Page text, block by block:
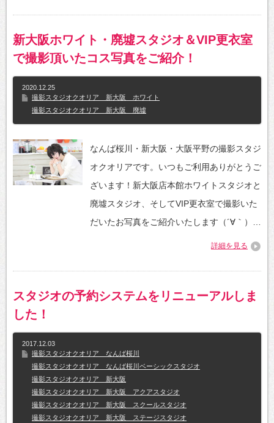
新大阪ホワイト・廃墟スタジオ＆VIP更衣室
で撮影頂いたコス写真をご紹介！
2020.12.25
撮影スタジオクオリア 新大阪 ホワイト
撮影スタジオクオリア 新大阪 廃墟
なんば桜川・新大阪・大阪平野の撮影スタジ
オクオリアです。いつもご利用ありがとうご
ざいます！新大阪店本館ホワイトスタジオと
廃墟スタジオ、そしてVIP更衣室で撮影いた
だいたお写真をご紹介いたします（´∀｀）…
詳細を見る
スタジオの予約システムをリニューアルしま
した！
2017.12.03
撮影スタジオクオリア なんば桜川
撮影スタジオクオリア なんば桜川ベーシックスタジオ
撮影スタジオクオリア 新大阪
撮影スタジオクオリア 新大阪 アクアスタジオ
撮影スタジオクオリア 新大阪 スクールスタジオ
撮影スタジオクオリア 新大阪 ステージスタジオ